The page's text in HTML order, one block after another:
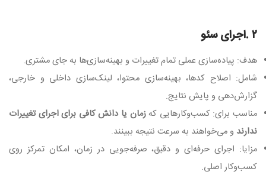
۲ .اجرای سئو
هدف: پیاده‌سازی عملی تمام تغییرات و بهینه‌سازی‌ها به جای مشتری.
شامل: اصلاح کدها، بهینه‌سازی محتوا، لینک‌سازی داخلی و خارجی،
گزارش‌دهی و پایش نتایج.
مناسب برای: کسب‌وکارهایی کهزمان یا دانش کافی برای اجرای تغییرات
ندارند و می‌خواهند به سرعت نتیجه ببینند.
مزایا: اجرای حرفه‌ای و دقیق، صرفه‌جویی در زمان، امکان تمرکز روی
کسب‌وکار اصلی.